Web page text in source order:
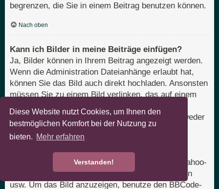
Diese Website nutzt Cookies, um Ihnen den
bestmöglichen Komfort bei der Nutzung zu
bieten. Mehr erfahren
Verstanden!
begrenzen, die Sie in einem Beitrag benutzen können.
Nach oben
Kann ich Bilder in meine Beiträge einfügen?
Ja, Bilder können in Ihrem Beitrag angezeigt werden.
Wenn die Administration Dateianhänge erlaubt hat,
können Sie das Bild auch direkt hochladen. Ansonsten
müssen Sie zu einem Bild verlinken, das auf einem
http://www.domain.tld/mein-bild.gif. Sie können weder
Bilder verlinken, die sich auf Ihrem eigenen PC
befinden (außer es ist ein öffentlich zugänglicher
Server), noch zu Bildern, die nur nach einer
Anmeldung verfügbar sind, z. B. Hotmail- oder Yahoo-
Mailboxen, mit einem Passwort geschützte Seiten
usw. Um das Bild anzuzeigen, benutze den BBCode-